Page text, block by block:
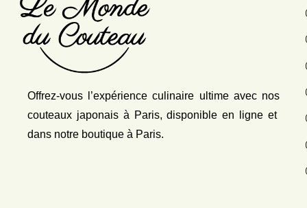
Offrez-vous l’expérience culinaire ultime avec nos
couteaux japonais à Paris, disponible en ligne et
dans notre boutique à Paris.